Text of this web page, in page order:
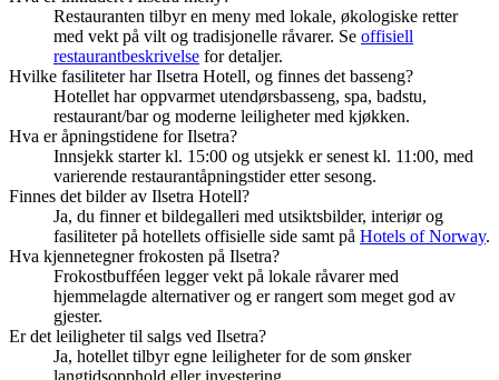
Restauranten tilbyr en meny med lokale, økologiske retter
med vekt på vilt og tradisjonelle råvarer. Se offisiell
restaurantbeskrivelse for detaljer.
Hvilke fasiliteter har Ilsetra Hotell, og finnes det basseng?
Hotellet har oppvarmet utendørsbasseng, spa, badstu,
restaurant/bar og moderne leiligheter med kjøkken.
Hva er åpningstidene for Ilsetra?
Innsjekk starter kl. 15:00 og utsjekk er senest kl. 11:00, med
varierende restaurantåpningstider etter sesong.
Finnes det bilder av Ilsetra Hotell?
Ja, du finner et bildegalleri med utsiktsbilder, interiør og
fasiliteter på hotellets offisielle side samt på Hotels of Norway.
Hva kjennetegner frokosten på Ilsetra?
Frokostbufféen legger vekt på lokale råvarer med
hjemmelagde alternativer og er rangert som meget god av
gjester.
Er det leiligheter til salgs ved Ilsetra?
Ja, hotellet tilbyr egne leiligheter for de som ønsker
langtidsopphold eller investering.